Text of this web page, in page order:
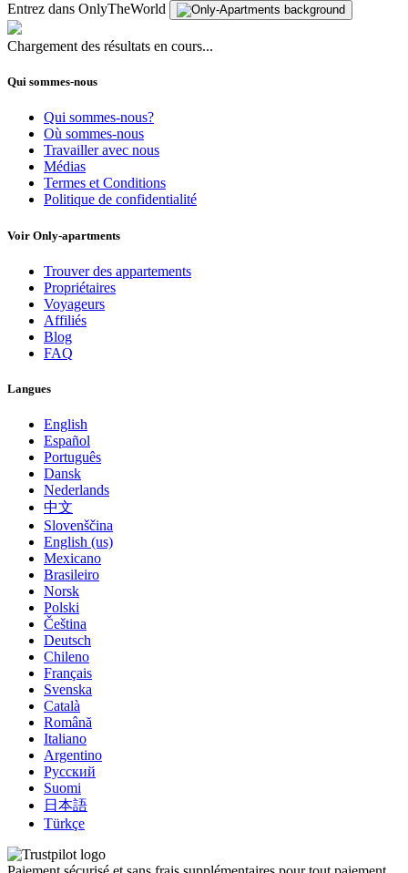
Entrez dans OnlyTheWorld
Chargement des résultats en cours...
Qui sommes-nous
Qui sommes-nous?
Où sommes-nous
Travailler avec nous
Médias
Termes et Conditions
Politique de confidentialité
Voir Only-apartments
Trouver des appartements
Propriétaires
Voyageurs
Affiliés
Blog
FAQ
Langues
English
Español
Português
Dansk
Nederlands
中文
Slovenščina
English (us)
Mexicano
Brasileiro
Norsk
Polski
Čeština
Deutsch
Chileno
Français
Svenska
Català
Română
Italiano
Argentino
Русский
Suomi
日本語
Türkçe